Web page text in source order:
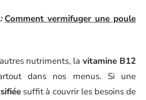
Comment vermifuger une poule
nutriments, la vitamine B12
dans nos menus. Si une
suffit à couvrir les besoins de